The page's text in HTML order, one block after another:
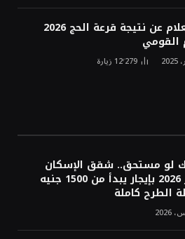
الاستعلام عن نتيجة قرعة الحج 2026
القومي
12٬279 زيارة
لو مستحق.. شقق الإسكان
الإيجار 2026 بإيجار يبدأ من 1500 جنيه
الطرح كاملة